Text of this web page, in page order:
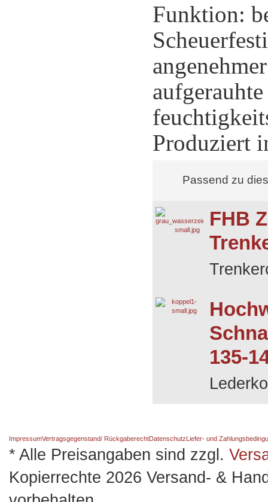
Funktion:
Produziert
Passend zu
FHB
135-
ImpressumVertragsgegenstand/ RückgaberechtDatenschutzLiefer- und
* Alle Preisangaben sind zzgl.
Kopierrechte 2026 Versand- &